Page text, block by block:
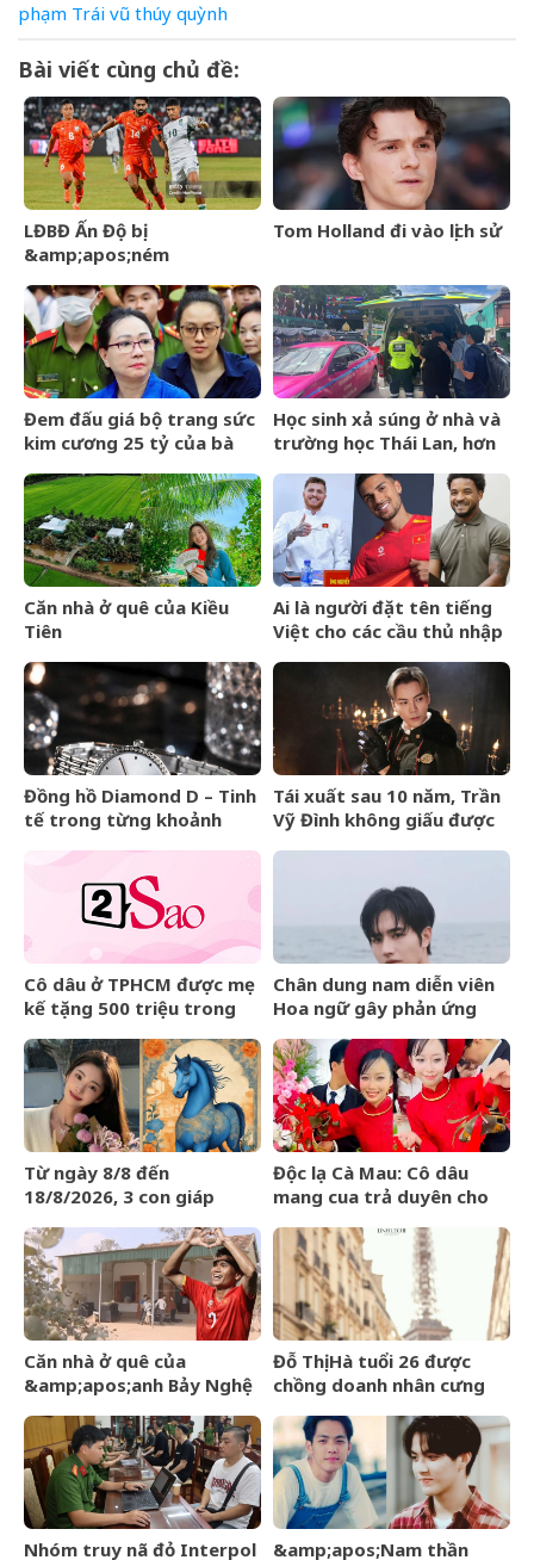
phạm Trái vũ thúy quỳnh
Bài viết cùng chủ đề:
LĐBĐ Ấn Độ bị
&amp;apos;ném
mang đội hình B dự giải Vô
địch ĐNÁ của FIFA
Tom Holland đi vào lịch sử
Đem đấu giá bộ trang sức
kim cương 25 tỷ của bà
hóa đơn nhưng món đắt
nhất giá 9,4 tỷ
Học sinh xả súng ở nhà và
trường học Thái Lan, hơn
Căn nhà ở quê của Kiều
Tiên
Ai là người đặt tên tiếng
Việt cho các cầu thủ nhập
Đồng hồ Diamond D – Tinh
tế trong từng khoảnh
Tái xuất sau 10 năm, Trần
Vỹ Đình không giấu được
Cô dâu ở TPHCM được mẹ
kế tặng 500 triệu trong
‘gây sốt’
Chân dung nam diễn viên
Hoa ngữ gây phản ứng
Từ ngày 8/8 đến
18/8/2026, 3 con giáp
HIẾM CÓ, tiền bạc tự động
kéo về
Độc lạ Cà Mau: Cô dâu
mang cua trả duyên cho
Căn nhà ở quê của
&amp;apos;anh Bảy Nghệ
đình đám MXH
Đỗ Thị Hà tuổi 26 được
chồng doanh nhân cưng
rạng rỡ
Nhóm truy nã đỏ Interpol &amp;apos;Nam thần